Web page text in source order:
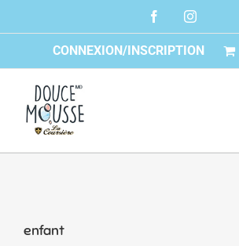
FacebookInstagram
CONNEXION/INSCRIPTION
enfant